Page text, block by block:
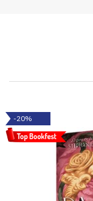
-20%